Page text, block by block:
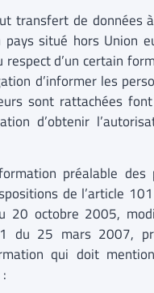
transfert de données
situé hors Union
respect d’un certain
d’informer les
sont rattachées
d’obtenir
préalable des
de l’article
20 octobre 2005,
du 25 mars 2007,
qui doit